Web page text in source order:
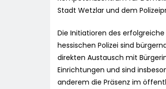
Stadt Wetzlar und dem
Die Initiatioren des
hessischen Polizei sind
direkten Austausch mit
Einrichtungen und sind
anderem die Präsenz im